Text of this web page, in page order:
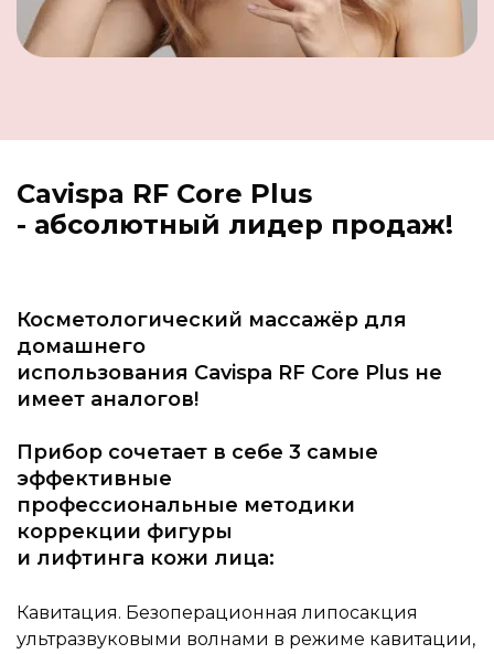
Cavispa RF Core Plus
- абсолютный лидер продаж!
Косметологический массажёр для
домашнего
использования Cavispa RF Core Plus не
имеет аналогов!
Прибор сочетает в себе 3 самые
эффективные
профессиональные методики
коррекции фигуры
и лифтинга кожи лица:
Кавитация. Безоперационная липосакция
ультразвуковыми волнами в режиме кавитации,